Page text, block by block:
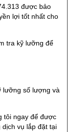
được bảo
lợi tốt nhất cho
tra kỹ lưỡng để
lưỡng số lượng và
tôi ngay để được
vụ lắp đặt tại